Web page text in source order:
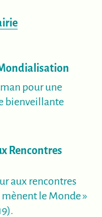
pour une
bienveillante
Rencontres
fenêtre)
aux rencontres
mènent le Monde »